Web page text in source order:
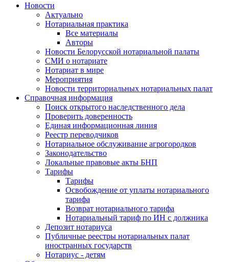
Новости
Актуально
Нотариальная практика
Все материалы
Авторы
Новости Белорусской нотариальной палаты
СМИ о нотариате
Нотариат в мире
Мероприятия
Новости территориальных нотариальных палат
Справочная информация
Поиск открытого наследственного дела
Проверить доверенность
Единая информационная линия
Реестр переводчиков
Нотариальное обслуживание агрогородков
Законодательство
Локальные правовые акты БНП
Тарифы
Тарифы
Освобождение от уплаты нотариального
тарифа
Возврат нотариального тарифа
Нотариальный тариф по ИН с должника
Депозит нотариуса
Публичные реестры нотариальных палат
иностранных государств
Нотариус - детям